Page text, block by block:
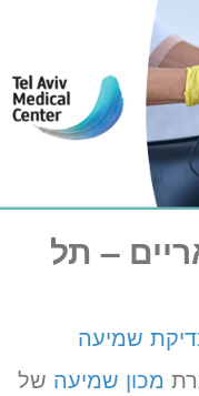
– תל
שמיעה
מכון שמיעה של